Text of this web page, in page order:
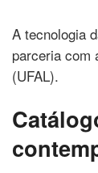
A tecnologia
parceria com
(UFAL).